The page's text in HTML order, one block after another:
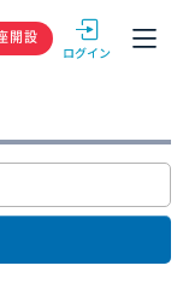
GMOクリック
開設